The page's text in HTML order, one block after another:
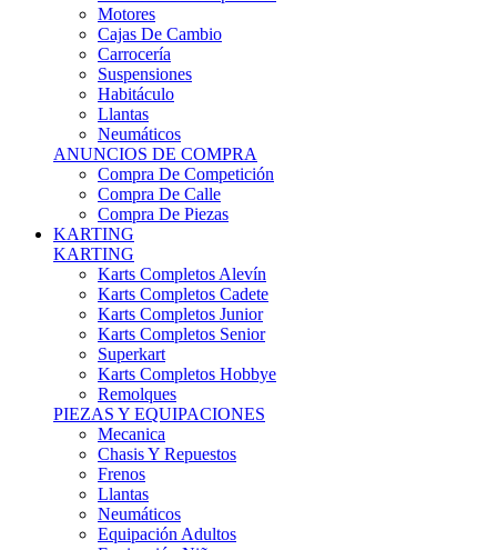
Motores
Cajas De Cambio
Carrocería
Suspensiones
Habitáculo
Llantas
Neumáticos
ANUNCIOS DE COMPRA
Compra De Competición
Compra De Calle
Compra De Piezas
KARTING
KARTING
Karts Completos Alevín
Karts Completos Cadete
Karts Completos Junior
Karts Completos Senior
Superkart
Karts Completos Hobbye
Remolques
PIEZAS Y EQUIPACIONES
Mecanica
Chasis Y Repuestos
Frenos
Llantas
Neumáticos
Equipación Adultos